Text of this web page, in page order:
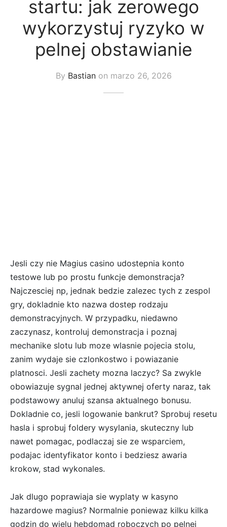
startu: jak zerowego
wykorzystuj ryzyko w
pelnej obstawianie
By Bastianon marzo 26, 2026
Jesli czy nie Magius casino udostepnia konto
testowe lub po prostu funkcje demonstracja?
Najczesciej np, jednak bedzie zalezec tych z zespol
gry, dokladnie kto nazwa dostep rodzaju
demonstracyjnych. W przypadku, niedawno
zaczynasz, kontroluj demonstracja i poznaj
mechanike slotu lub moze wlasnie pojecia stolu,
zanim wydaje sie czlonkostwo i powiazanie
platnosci. Jesli zachety mozna laczyc? Sa zwykle
obowiazuje sygnal jednej aktywnej oferty naraz, tak
podstawowy anuluj szansa aktualnego bonusu.
Dokladnie co, jesli logowanie bankrut? Sprobuj resetu
hasla i sprobuj foldery wysylania, skuteczny lub
nawet pomagac, podlaczaj sie ze wsparciem,
podajac identyfikator konto i bedziesz awaria
krokow, stad wykonales.
Jak dlugo poprawiaja sie wyplaty w kasyno
hazardowe magius? Normalnie poniewaz kilku kilka
godzin do wielu hebdomad roboczych po pelnej
y Blazer
Enteros y Faldas